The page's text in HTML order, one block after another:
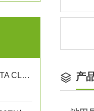
池田屋精品！日本ANEST IWATA CLBS55E-30增压压缩机 产